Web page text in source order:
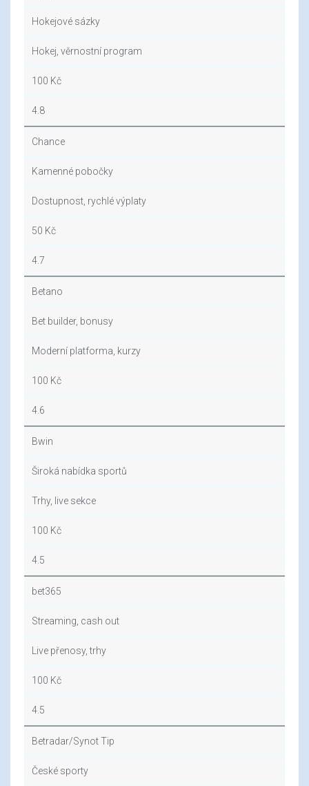
Hokejové sázky
Hokej, věrnostní program
100 Kč
4.8
Chance
Kamenné pobočky
Dostupnost, rychlé výplaty
50 Kč
4.7
Betano
Bet builder, bonusy
Moderní platforma, kurzy
100 Kč
4.6
Bwin
Široká nabídka sportů
Trhy, live sekce
100 Kč
4.5
bet365
Streaming, cash out
Live přenosy, trhy
100 Kč
4.5
Betradar/Synot Tip
České sporty